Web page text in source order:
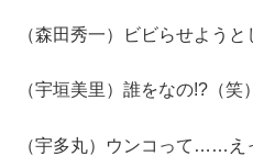
（森田秀一）ビビらせよう
（宇垣美里）誰をなの!?（笑
（宇多丸）ウンコって……え